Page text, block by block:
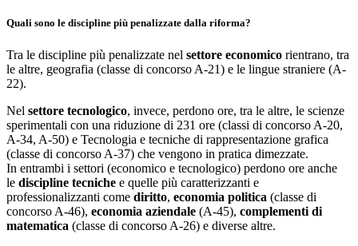
Quali sono le discipline più penalizzate dalla riforma?
Tra le discipline più penalizzate nel settore economico rientrano, tra
le altre, geografia (classe di concorso A-21) e le lingue straniere (A-
22).
Nel settore tecnologico, invece, perdono ore, tra le altre, le scienze
sperimentali con una riduzione di 231 ore (classi di concorso A-20,
A-34, A-50) e Tecnologia e tecniche di rappresentazione grafica
(classe di concorso A-37) che vengono in pratica dimezzate.
In entrambi i settori (economico e tecnologico) perdono ore anche
le discipline tecniche e quelle più caratterizzanti e
professionalizzanti come diritto, economia politica (classe di
concorso A-46), economia aziendale (A-45), complementi di
matematica (classe di concorso A-26) e diverse altre.